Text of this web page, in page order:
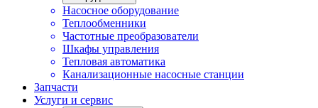
Насосное оборудование
Теплообменники
Частотные преобразователи
Шкафы управления
Тепловая автоматика
Канализационные насосные станции
Запчасти
Услуги и сервис